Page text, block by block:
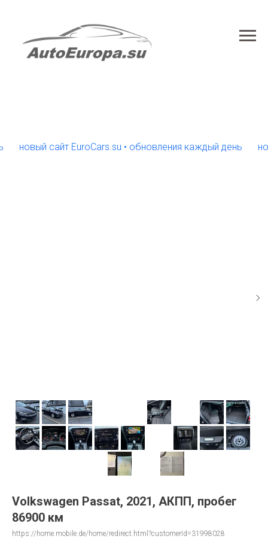
сайт EuroCars.su • обновления каждый день новый
Volkswagen Passat, 2021, АКПП, пробег
86900 км
https://home.mobile.de/home/redirect.html?customerId=31998028